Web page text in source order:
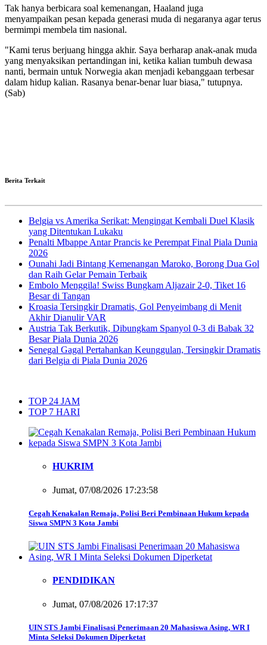
Tak hanya berbicara soal kemenangan, Haaland juga
menyampaikan pesan kepada generasi muda di negaranya agar terus
bermimpi membela tim nasional.
"Kami terus berjuang hingga akhir. Saya berharap anak-anak muda
yang menyaksikan pertandingan ini, ketika kalian tumbuh dewasa
nanti, bermain untuk Norwegia akan menjadi kebanggaan terbesar
dalam hidup kalian. Rasanya benar-benar luar biasa," tutupnya.
(Sab)
Berita Terkait
Belgia vs Amerika Serikat: Mengingat Kembali Duel Klasik
yang Ditentukan Lukaku
Penalti Mbappe Antar Prancis ke Perempat Final Piala Dunia
2026
Ounahi Jadi Bintang Kemenangan Maroko, Borong Dua Gol
dan Raih Gelar Pemain Terbaik
Embolo Menggila! Swiss Bungkam Aljazair 2-0, Tiket 16
Besar di Tangan
Kroasia Tersingkir Dramatis, Gol Penyeimbang di Menit
Akhir Dianulir VAR
Austria Tak Berkutik, Dibungkam Spanyol 0-3 di Babak 32
Besar Piala Dunia 2026
Senegal Gagal Pertahankan Keunggulan, Tersingkir Dramatis
dari Belgia di Piala Dunia 2026
TOP 24 JAM
TOP 7 HARI
HUKRIM
Jumat, 07/08/2026 17:23:58
Cegah Kenakalan Remaja, Polisi Beri Pembinaan Hukum kepada
Siswa SMPN 3 Kota Jambi
PENDIDIKAN
Jumat, 07/08/2026 17:17:37
UIN STS Jambi Finalisasi Penerimaan 20 Mahasiswa Asing, WR I
Minta Seleksi Dokumen Diperketat